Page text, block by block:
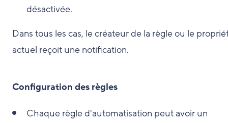
désactivée.
Dans tous les cas, le créateur de la règle ou le
actuel reçoit une notification.
Configuration des règles
Chaque règle d'automatisation peut avoir un